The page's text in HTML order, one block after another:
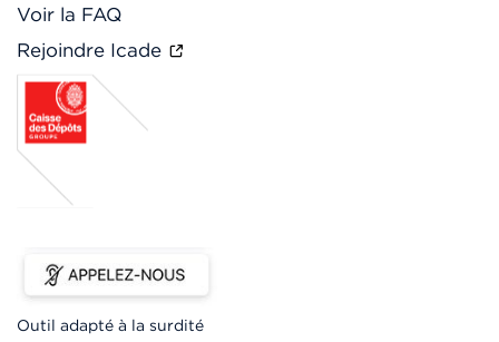
Voir la FAQ
Rejoindre Icade
Outil adapté à la surdité